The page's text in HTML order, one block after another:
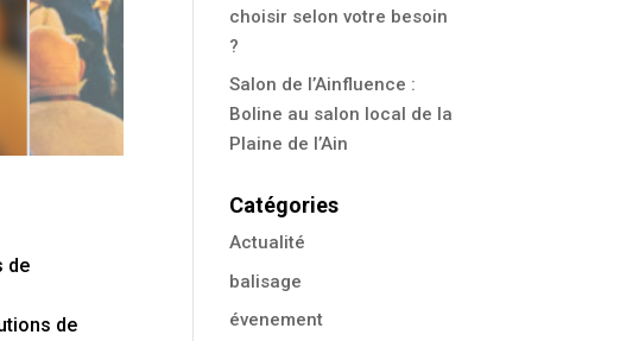
de
de
choisir selon votre besoin
?
Salon de l’Ainfluence :
Boline au salon local de la
Plaine de l’Ain
Catégories
Actualité
balisage
évenement